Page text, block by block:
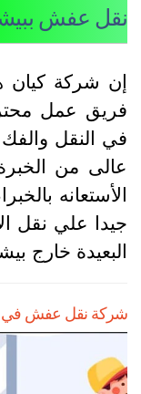
عفش ببيشة
شركة كيان
عمل
النقل والفك
من الخبرة
علي نقل
خارج بيشة.
نقل عفش في